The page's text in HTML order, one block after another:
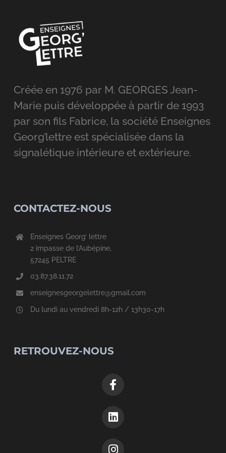
Créée en 1976 par M. GEORGES Jean-
Marie puis développée à partir de 1993
par son fils Fabrice, la société Enseignes
Georg’lettre est spécialisée dans la
signalétique intérieure et extérieure.
CONTACTEZ-NOUS
Enseignes Georg’ lettre
2 impasse de l’Aubépine,
57245 PELTRE
03.87.38.11.72
enseignesgeorgelettre@gmail.com
Du lundi au vendredi 8h-12h / 13h30-17h
RETROUVEZ-NOUS